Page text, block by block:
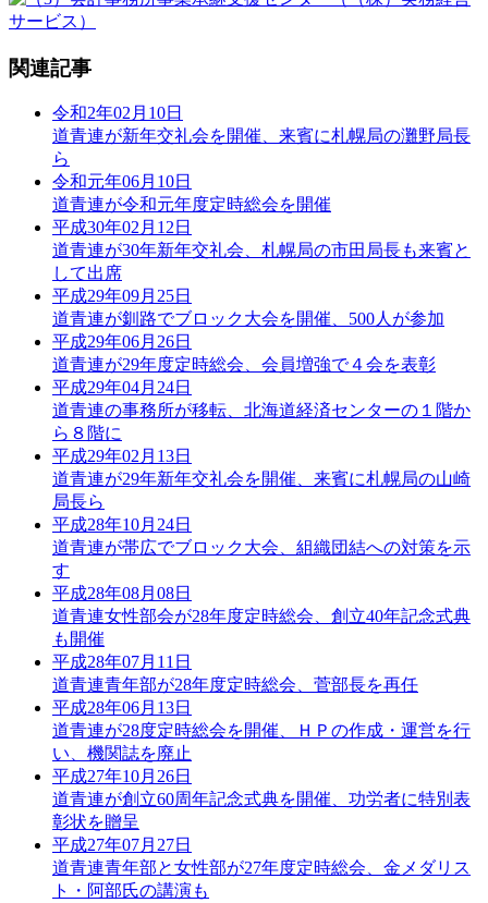
関連記事
令和2年02月10日
道青連が新年交礼会を開催、来賓に札幌局の灘野局長
ら
令和元年06月10日
道青連が令和元年度定時総会を開催
平成30年02月12日
道青連が30年新年交礼会、札幌局の市田局長も来賓と
して出席
平成29年09月25日
道青連が釧路でブロック大会を開催、500人が参加
平成29年06月26日
道青連が29年度定時総会、会員増強で４会を表彰
平成29年04月24日
道青連の事務所が移転、北海道経済センターの１階か
ら８階に
平成29年02月13日
道青連が29年新年交礼会を開催、来賓に札幌局の山崎
局長ら
平成28年10月24日
道青連が帯広でブロック大会、組織団結への対策を示
す
平成28年08月08日
道青連女性部会が28年度定時総会、創立40年記念式典
も開催
平成28年07月11日
道青連青年部が28年度定時総会、菅部長を再任
平成28年06月13日
道青連が28度定時総会を開催、ＨＰの作成・運営を行
い、機関誌を廃止
平成27年10月26日
道青連が創立60周年記念式典を開催、功労者に特別表
彰状を贈呈
平成27年07月27日
道青連青年部と女性部が27年度定時総会、金メダリス
ト・阿部氏の講演も